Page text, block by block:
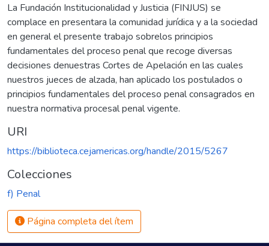
La Fundación Institucionalidad y Justicia (FINJUS) se
complace en presentara la comunidad jurídica y a la sociedad
en general el presente trabajo sobrelos principios
fundamentales del proceso penal que recoge diversas
decisiones denuestras Cortes de Apelación en las cuales
nuestros jueces de alzada, han aplicado los postulados o
principios fundamentales del proceso penal consagrados en
nuestra normativa procesal penal vigente.
URI
https://biblioteca.cejamericas.org/handle/2015/5267
Colecciones
f) Penal
Página completa del ítem